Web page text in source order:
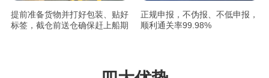
提前准备货物并打好包装、贴好
标签，截仓前送仓确保赶上船期
正规申报，不伪报、不低申报，
顺利通关率99.98%